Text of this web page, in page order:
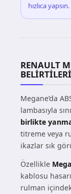
hızlıca yapsın.
RENAULT
BELIRTILERI
Megane’da
lambasıyla
birlikte
titreme veya
ikazlar sık
Özellikle
kablosu
rulman